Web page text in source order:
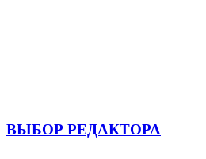
ВЫБОР РЕДАКТОРА